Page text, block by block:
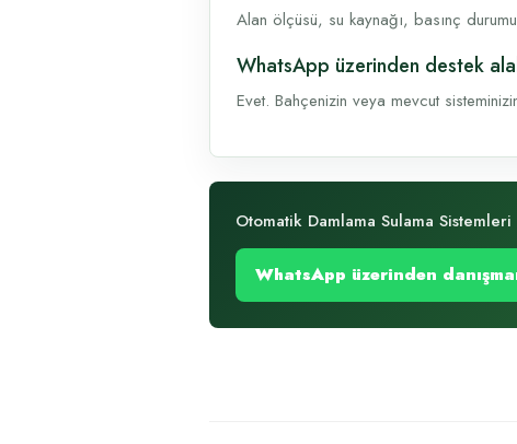
Alan ölçüsü, su kaynağı, basınç
WhatsApp üzerinden destek
Evet. Bahçenizin veya mevcut
Otomatik Damlama Sulama Sistemleri
WhatsApp üzerinden